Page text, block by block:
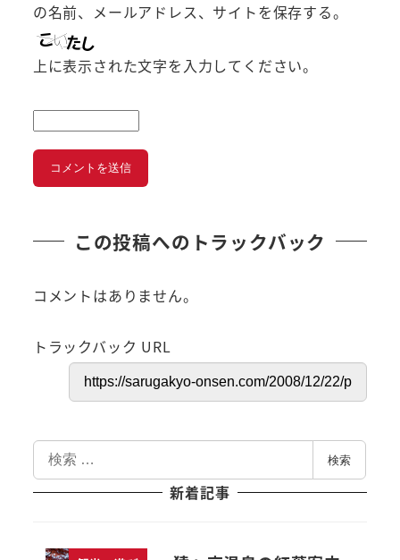
の名前、メールアドレス、サイトを保存する。
上に表示された文字を入力してください。
この投稿へのトラックバック
コメントはありません。
トラックバック URL
索
検索
新着記事